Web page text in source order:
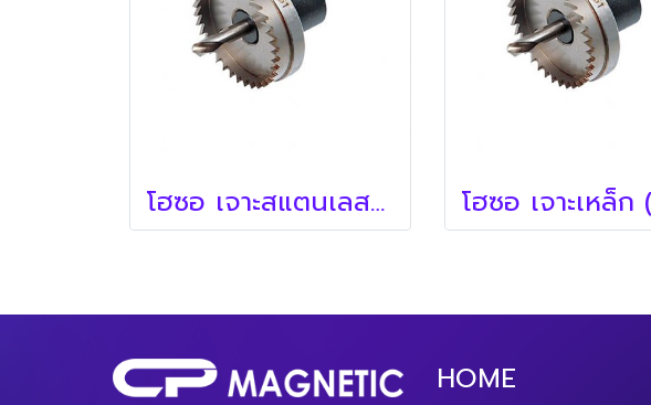
โฮซอ เจาะสแตนเลส (MARVEL คีมย้ำ , โฮซอ)
HOME